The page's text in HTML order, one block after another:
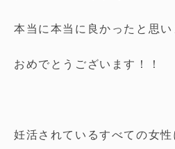
本当に本当に良かったと思い
おめでとうございます！！
妊活されているすべての女性